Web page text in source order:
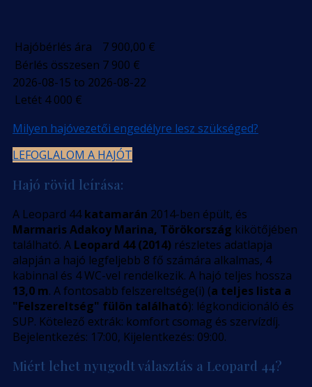
Hajóbérlés ára 7 900,00 €
Bérlés összesen 7 900 €
2026-08-15 to 2026-08-22
Letét 4 000 €
Milyen hajóvezetői engedélyre lesz szükséged?
LEFOGLALOM A HAJÓT
Hajó rövid leírása:
A Leopard 44katamarán 2014-ben épült, és
Marmaris Adakoy Marina, Törökország kikötőjében
található. A Leopard 44 (2014) részletes adatlapja
alapján a hajó legfeljebb 8 fő számára alkalmas, 4
kabinnal és 4 WC-vel rendelkezik. A hajó teljes hossza
13,0 m. A fontosabb felszereltsége(i) (a teljes lista a
"Felszereltség" fülön található): légkondicionáló és
SUP. Kötelező extrák: komfort csomag és szervízdíj.
Bejelentkezés: 17:00, Kijelentkezés: 09:00.
Miért lehet nyugodt választás a Leopard 44?